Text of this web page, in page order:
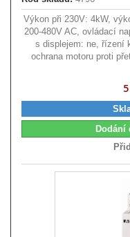
Výkon při 230V: 4kW,
200-480V AC, ovládací
s displejem: ne, řízení
ochrana motoru proti
Dodání